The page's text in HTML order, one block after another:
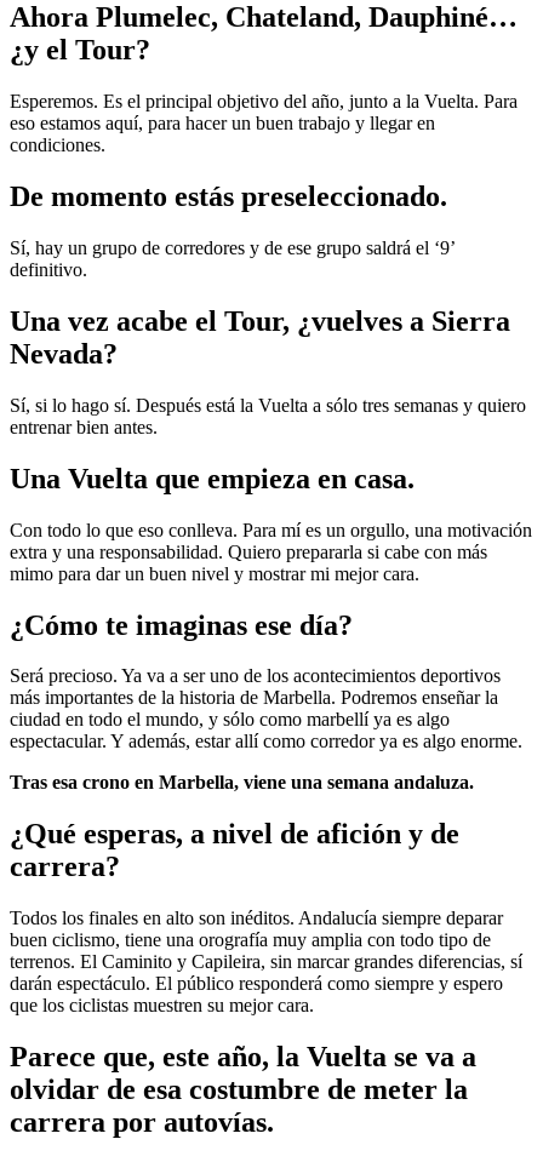
Ahora Plumelec, Chateland, Dauphiné…
¿y el Tour?
Esperemos. Es el principal objetivo del año, junto a la Vuelta. Para
eso estamos aquí, para hacer un buen trabajo y llegar en
condiciones.
De momento estás preseleccionado.
Sí, hay un grupo de corredores y de ese grupo saldrá el ‘9’
definitivo.
Una vez acabe el Tour, ¿vuelves a Sierra
Nevada?
Sí, si lo hago sí. Después está la Vuelta a sólo tres semanas y quiero
entrenar bien antes.
Una Vuelta que empieza en casa.
Con todo lo que eso conlleva. Para mí es un orgullo, una motivación
extra y una responsabilidad. Quiero prepararla si cabe con más
mimo para dar un buen nivel y mostrar mi mejor cara.
¿Cómo te imaginas ese día?
Será precioso. Ya va a ser uno de los acontecimientos deportivos
más importantes de la historia de Marbella. Podremos enseñar la
ciudad en todo el mundo, y sólo como marbellí ya es algo
espectacular. Y además, estar allí como corredor ya es algo enorme.
Tras esa crono en Marbella, viene una semana andaluza.
¿Qué esperas, a nivel de afición y de
carrera?
Todos los finales en alto son inéditos. Andalucía siempre deparar
buen ciclismo, tiene una orografía muy amplia con todo tipo de
terrenos. El Caminito y Capileira, sin marcar grandes diferencias, sí
darán espectáculo. El público responderá como siempre y espero
que los ciclistas muestren su mejor cara.
Parece que, este año, la Vuelta se va a
olvidar de esa costumbre de meter la
carrera por autovías.